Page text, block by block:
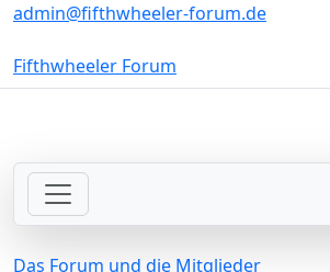
admin@fifthwheeler-forum.de
Fifthwheeler Forum
Das Forum und die Mitglieder